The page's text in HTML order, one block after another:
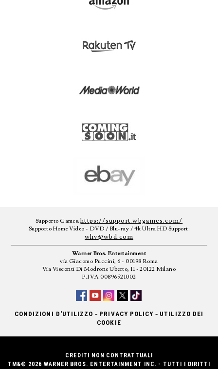
Supporto Games:https://support.wbgames.com/
Supporto Home Video - DVD / Blu-ray / 4k Ultra HD Support:
whv@wbd.com
Warner Bros. Entertainment
via Giacomo Puccini, 6 - 00198 Roma
Via Visconti Di Modrone Uberto, 11 - 20122 Milano
P.IVA 00896521002
CONDIZIONI D'UTILIZZO - PRIVACY POLICY - UTILIZZO DEI
COOKIE
CREDITI NON CONTRATTUALI
TM&© 2026 WARNER BROS. ENTERTAINMENT INC. - TUTTI I DIRITTI